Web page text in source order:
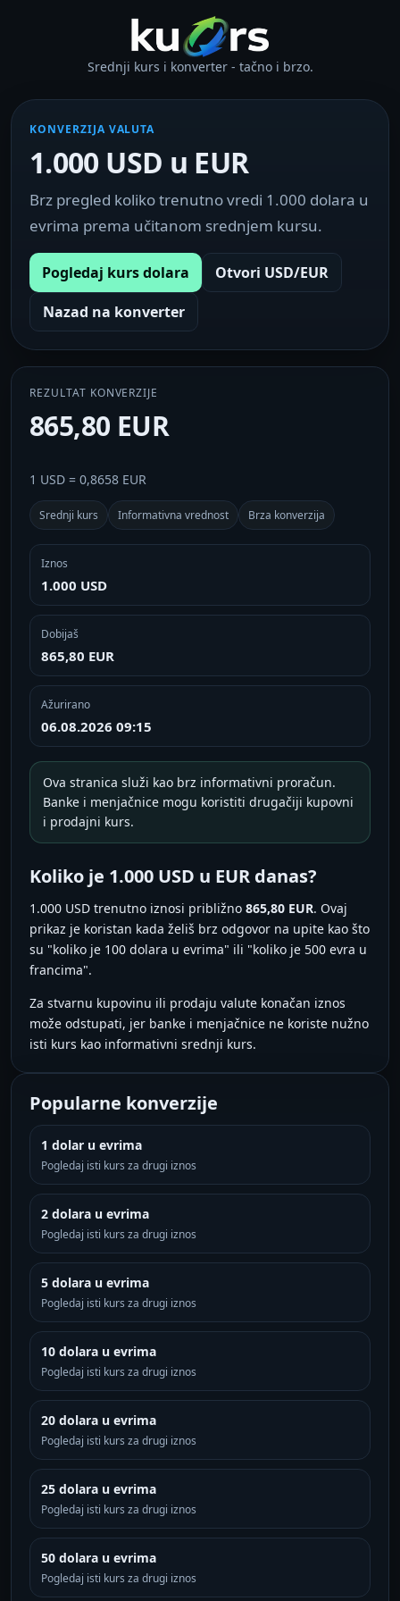
Srednji kurs i konverter - tačno i brzo.
KONVERZIJA VALUTA
1.000 USD u EUR
Brz pregled koliko trenutno vredi 1.000 dolara u
evrima prema učitanom srednjem kursu.
Pogledaj kurs dolara
Otvori USD/EUR
Nazad na konverter
REZULTAT KONVERZIJE
865,80 EUR
1 USD = 0,8658 EUR
Srednji kurs Informativna vrednost Brza konverzija
Iznos
1.000 USD
Dobijaš
865,80 EUR
Ažurirano
06.08.2026 09:15
Ova stranica služi kao brz informativni proračun.
Banke i menjačnice mogu koristiti drugačiji kupovni
i prodajni kurs.
Koliko je 1.000 USD u EUR danas?
1.000 USD trenutno iznosi približno 865,80 EUR. Ovaj
prikaz je koristan kada želiš brz odgovor na upite kao što
su "koliko je 100 dolara u evrima" ili "koliko je 500 evra u
francima".
Za stvarnu kupovinu ili prodaju valute konačan iznos
može odstupati, jer banke i menjačnice ne koriste nužno
isti kurs kao informativni srednji kurs.
Popularne konverzije
1 dolar u evrima
Pogledaj isti kurs za drugi iznos
2 dolara u evrima
Pogledaj isti kurs za drugi iznos
5 dolara u evrima
Pogledaj isti kurs za drugi iznos
10 dolara u evrima
Pogledaj isti kurs za drugi iznos
20 dolara u evrima
Pogledaj isti kurs za drugi iznos
25 dolara u evrima
Pogledaj isti kurs za drugi iznos
50 dolara u evrima
Pogledaj isti kurs za drugi iznos